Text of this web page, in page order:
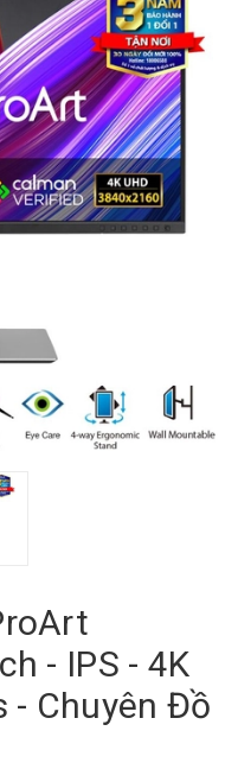
- IPS - 4K
- Chuyên Đồ